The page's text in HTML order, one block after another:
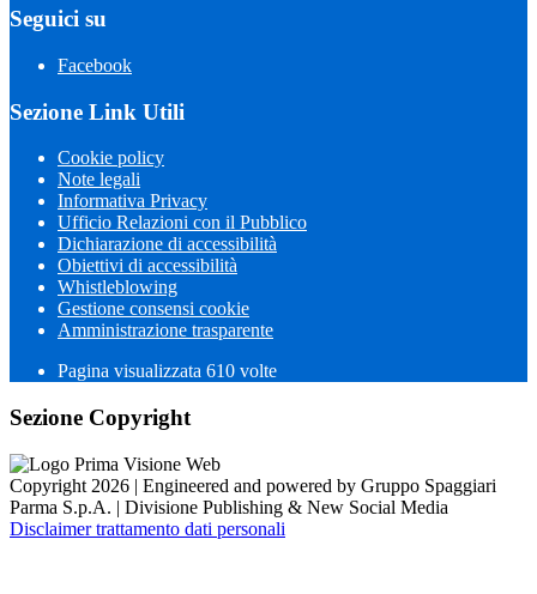
Seguici su
Facebook
Sezione Link Utili
Cookie policy
Note legali
Informativa Privacy
Ufficio Relazioni con il Pubblico
Dichiarazione di accessibilità
Obiettivi di accessibilità
Whistleblowing
Gestione consensi cookie
Amministrazione trasparente
Pagina visualizzata 610 volte
Sezione Copyright
Copyright 2026 | Engineered and powered by Gruppo Spaggiari
Parma S.p.A. | Divisione Publishing & New Social Media
Disclaimer trattamento dati personali